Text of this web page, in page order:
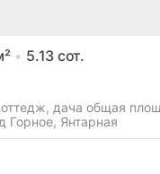
5.13 сот.
дача общая
Горное, Янтарная